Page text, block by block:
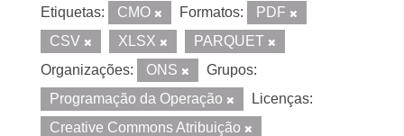
Etiquetas: CMO Formatos:
PDF
CSV
XLSX
PARQUET
Organizações:
ONS
Grupos:
Programação da Operação
Licenças:
Creative Commons Atribuição